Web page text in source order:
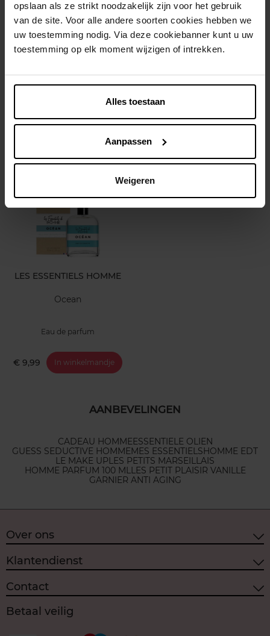
opslaan als ze strikt noodzakelijk zijn voor het gebruik
van de site. Voor alle andere soorten cookies hebben we
uw toestemming nodig. Via deze cookiebanner kunt u uw
toestemming op elk moment wijzigen of intrekken.
Alles toestaan
Aanpassen
Weigeren
Océan: EDT + Deo
Beauty box
Boisé: EDT + Deo
Beauty box
LES ESSENTIELS HOMME
Ocean
Eau de parfum
€ 9,99 In winkelmandje
AANBEVELINGEN
CADEAU HOMMEESSENTIELE OLIEN
GUESS SEDUCTIVE HOMMEMES ESSENTIELSHOMME EDT
LE MAKE UPLES PETITS MARSEILLAIS
HOMME PARFUM 100 ML LES PETIT PLAISIR VANILLE
GARNIER ANTI AGING
Over ons
Klantendienst
Contact
Betaal veilig